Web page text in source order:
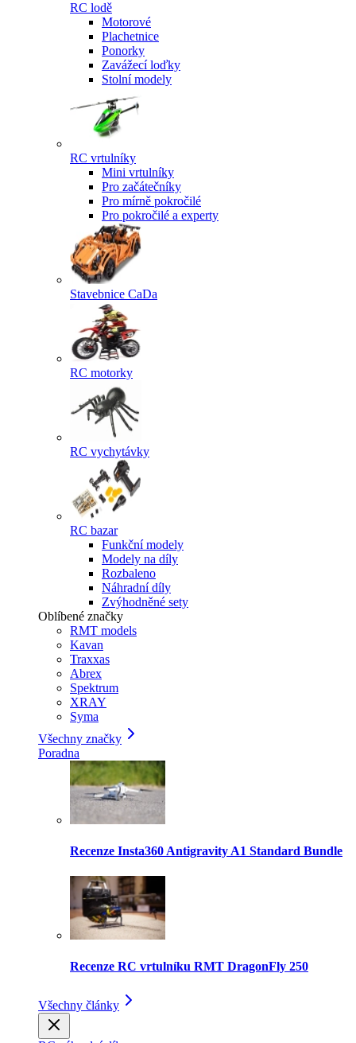
RC lodě
Motorové
Plachetnice
Ponorky
Zavážecí loďky
Stolní modely
RC vrtulníky
Mini vrtulníky
Pro začátečníky
Pro mírně pokročilé
Pro pokročilé a experty
Stavebnice CaDa
RC motorky
RC vychytávky
RC bazar
Funkční modely
Modely na díly
Rozbaleno
Náhradní díly
Zvýhodněné sety
Oblíbené značky
RMT models
Kavan
Traxxas
Abrex
Spektrum
XRAY
Syma
Všechny značky
Poradna
Recenze Insta360 Antigravity A1 Standard Bundle
Recenze RC vrtulníku RMT DragonFly 250
Všechny články